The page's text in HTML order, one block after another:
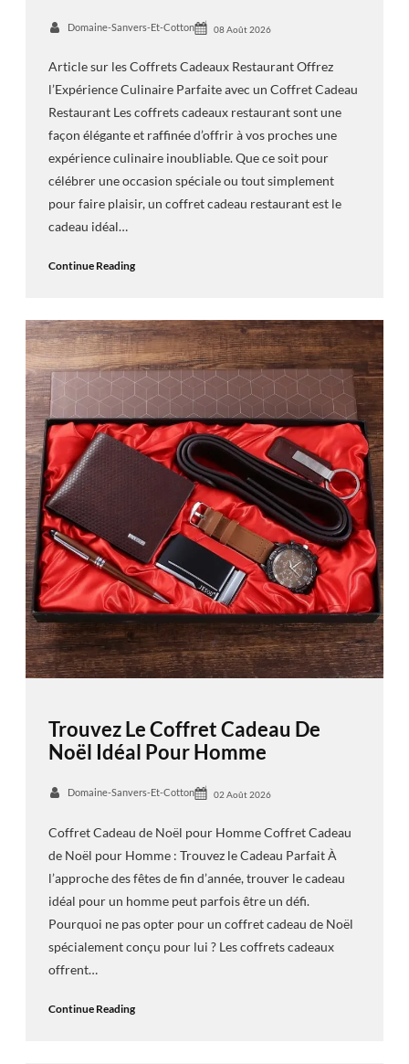
Domaine-Sanvers-Et-Cotton 08 Août 2026
Article sur les Coffrets Cadeaux Restaurant Offrez
l’Expérience Culinaire Parfaite avec un Coffret Cadeau
Restaurant Les coffrets cadeaux restaurant sont une
façon élégante et raffinée d’offrir à vos proches une
expérience culinaire inoubliable. Que ce soit pour
célébrer une occasion spéciale ou tout simplement
pour faire plaisir, un coffret cadeau restaurant est le
cadeau idéal…
Continue Reading
Trouvez Le Coffret Cadeau De
Noël Idéal Pour Homme
Domaine-Sanvers-Et-Cotton 02 Août 2026
Coffret Cadeau de Noël pour Homme Coffret Cadeau
de Noël pour Homme : Trouvez le Cadeau Parfait À
l’approche des fêtes de fin d’année, trouver le cadeau
idéal pour un homme peut parfois être un défi.
Pourquoi ne pas opter pour un coffret cadeau de Noël
spécialement conçu pour lui ? Les coffrets cadeaux
offrent…
Continue Reading